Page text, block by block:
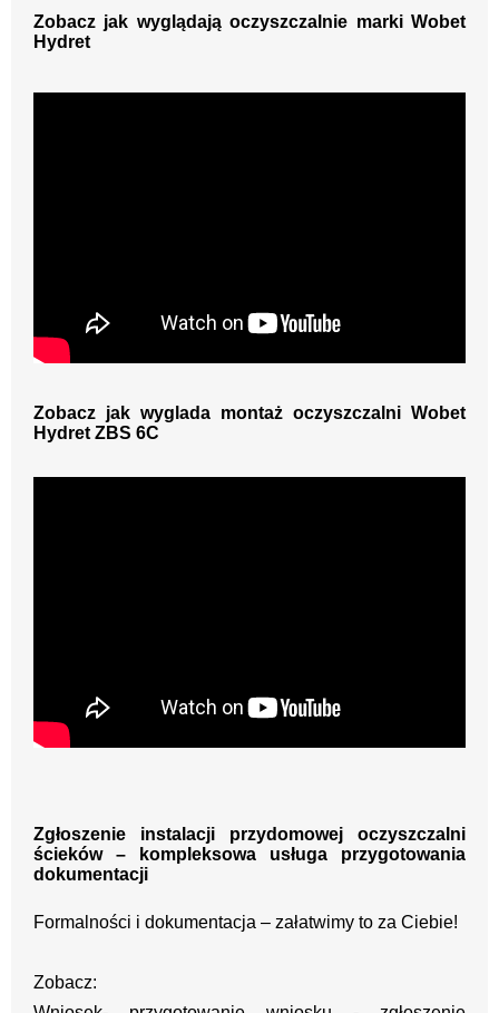
Zobacz jak wyglądają oczyszczalnie marki Wobet
Hydret
Zobacz jak wyglada montaż oczyszczalni Wobet
Hydret ZBS 6C
Zgłoszenie instalacji przydomowej oczyszczalni
ścieków – kompleksowa usługa przygotowania
dokumentacji
Formalności i dokumentacja – załatwimy to za Ciebie!
Zobacz: